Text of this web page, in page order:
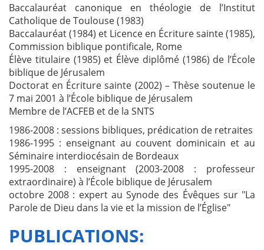
Baccalauréat canonique en théologie de l’Institut
Catholique de Toulouse (1983)
Baccalauréat (1984) et Licence en Écriture sainte (1985),
Commission biblique pontificale, Rome
Élève titulaire (1985) et Élève diplômé (1986) de l’École
biblique de Jérusalem
Doctorat en Écriture sainte (2002) – Thèse soutenue le
7 mai 2001 à l’École biblique de Jérusalem
Membre de l’ACFEB et de la SNTS
1986-2008 : sessions bibliques, prédication de retraites
1986-1995 : enseignant au couvent dominicain et au
Séminaire interdiocésain de Bordeaux
1995-2008 : enseignant (2003-2008 : professeur
extraordinaire) à l’École biblique de Jérusalem
octobre 2008 : expert au Synode des Évêques sur "La
Parole de Dieu dans la vie et la mission de l’Église"
PUBLICATIONS: